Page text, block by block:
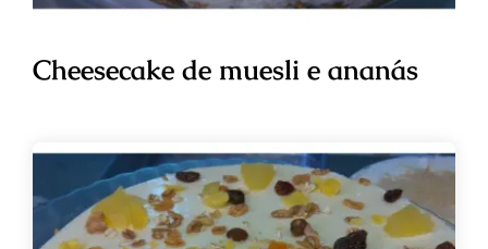
Cheesecake de muesli e ananás